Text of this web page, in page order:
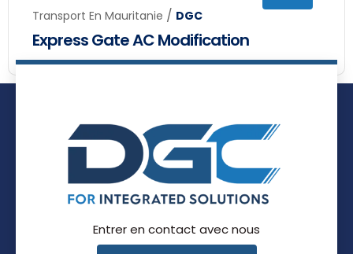
Transport En Mauritanie / DGC
Express Gate AC Modification
Entrer en contact avec nous